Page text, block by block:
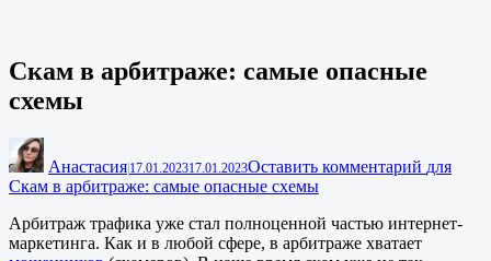
Скам в арбитраже: самые опасные
схемы
Анастасия|17.01.202317.01.2023Оставить комментарий для
Скам в арбитраже: самые опасные схемы
Арбитраж трафика уже стал полноценной частью интернет-
маркетинга. Как и в любой сфере, в арбитраже хватает